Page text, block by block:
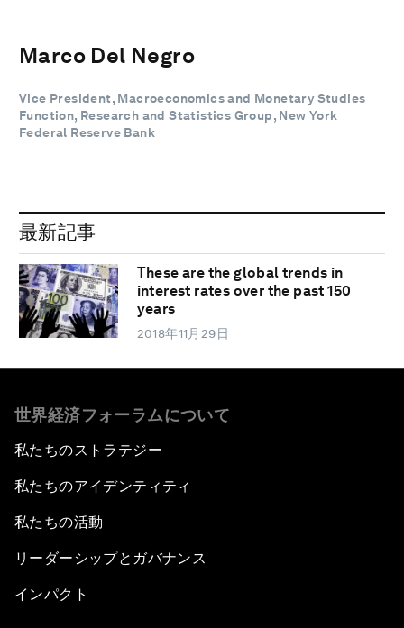
Marco Del Negro
Vice President, Macroeconomics and Monetary Studies
Function, Research and Statistics Group, New York
Federal Reserve Bank
最新記事
These are the global trends in
interest rates over the past 150
years
2018年11月29日
世界経済フォーラムについて
私たちのストラテジー
私たちのアイデンティティ
私たちの活動
リーダーシップとガバナンス
インパクト